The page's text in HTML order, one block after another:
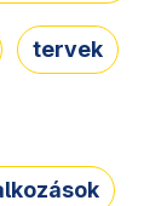
tervek